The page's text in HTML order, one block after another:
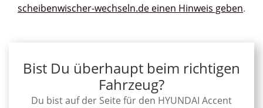
scheibenwischer-wechseln.de einen Hinweis geben.
Bist Du überhaupt beim richtigen
Fahrzeug?
Du bist auf der Seite für den HYUNDAI Accent